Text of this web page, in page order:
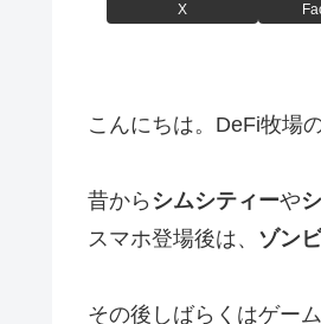
X
こんにちは。DeFi牧場
昔から シムシティーや
スマホ登場後は、 ゾン
その後しばらくはゲー